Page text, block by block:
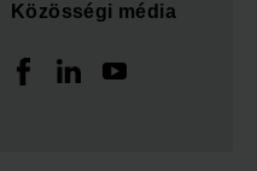
Közösségi média